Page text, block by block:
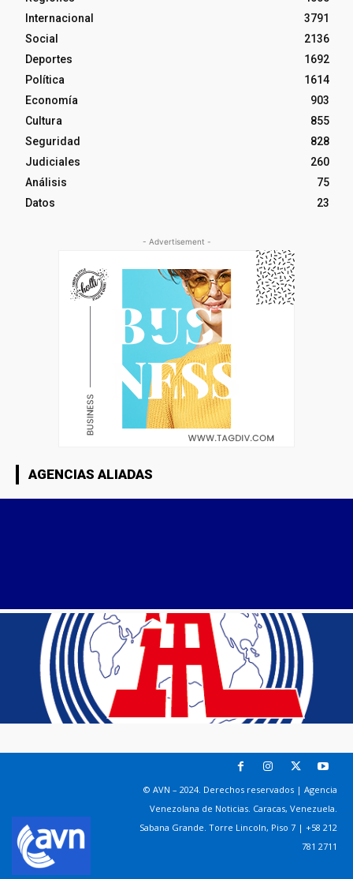
Internacional
3791
Social
2136
Deportes
1692
Política
1614
Economía
903
Cultura
855
Seguridad
828
Judiciales
260
Análisis
75
Datos
23
- Advertisement -
AGENCIAS ALIADAS
© AVN – 2024. Derechos reservados | Agencia
Venezolana de Noticias. Caracas, Venezuela.
Sabana Grande. Torre Lincoln, Piso 7 | +58 212
781 2711